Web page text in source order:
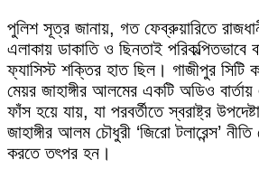
পুলিশ সূত্র জানায়, গত ফেব্রুয়ারিতে
এলাকায় ডাকাতি ও ছিনতাই
ফ্যাসিস্ট শক্তির হাত ছিল। গাজীপুর সিটি
মেয়র জাহাঙ্গীর আলমের একটি অডিও বার্তায়
ফাঁস হয়ে যায়, যা পরবর্তীতে স্বরাষ্ট্র
জাহাঙ্গীর আলম চৌধুরী ‘জিরো টলারেন্স’
করতে তৎপর হন।